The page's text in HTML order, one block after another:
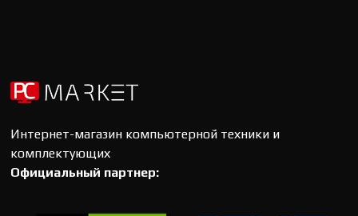
Интернет-магазин компьютерной техники и
комплектующих
Официальный партнер: